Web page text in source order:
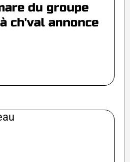
du groupe
ch'val annonce